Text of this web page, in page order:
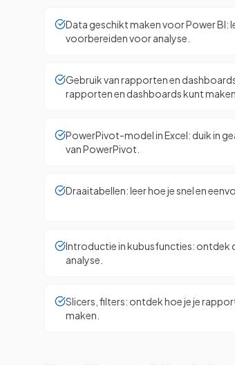
Data geschikt maken voor Power BI:
voorbereiden voor analyse.
Gebruik van rapporten en
rapporten en dashboards kunt maken
PowerPivot-model in Excel: duik in
van PowerPivot.
Draaitabellen: leer hoe je snel en
Introductie in kubusfuncties: ontdek
analyse.
Slicers, filters: ontdek hoe je je
maken.